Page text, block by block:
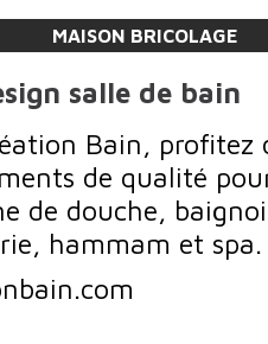
MAISON BRICOLAGE
salle de bain
Bain, profitez
de qualité
de douche,
hammam et spa.